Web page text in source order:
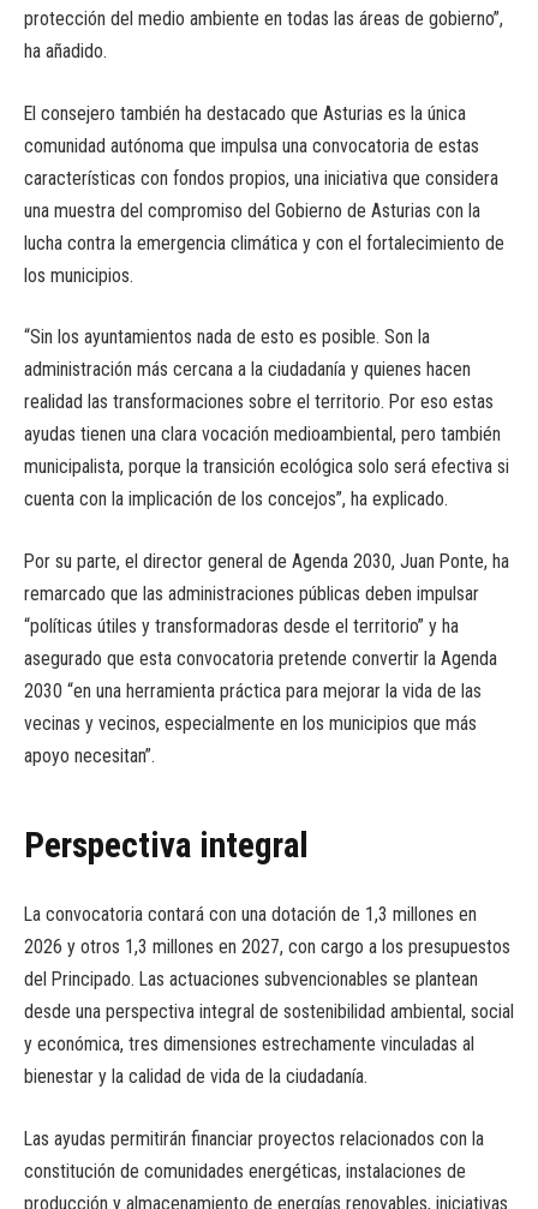
protección del medio ambiente en todas las áreas de gobierno”,
ha añadido.
El consejero también ha destacado que Asturias es la única
comunidad autónoma que impulsa una convocatoria de estas
características con fondos propios, una iniciativa que considera
una muestra del compromiso del Gobierno de Asturias con la
lucha contra la emergencia climática y con el fortalecimiento de
los municipios.
“Sin los ayuntamientos nada de esto es posible. Son la
administración más cercana a la ciudadanía y quienes hacen
realidad las transformaciones sobre el territorio. Por eso estas
ayudas tienen una clara vocación medioambiental, pero también
municipalista, porque la transición ecológica solo será efectiva si
cuenta con la implicación de los concejos”, ha explicado.
Por su parte, el director general de Agenda 2030, Juan Ponte, ha
remarcado que las administraciones públicas deben impulsar
“políticas útiles y transformadoras desde el territorio” y ha
asegurado que esta convocatoria pretende convertir la Agenda
2030 “en una herramienta práctica para mejorar la vida de las
vecinas y vecinos, especialmente en los municipios que más
apoyo necesitan”.
Perspectiva integral
La convocatoria contará con una dotación de 1,3 millones en
2026 y otros 1,3 millones en 2027, con cargo a los presupuestos
del Principado. Las actuaciones subvencionables se plantean
desde una perspectiva integral de sostenibilidad ambiental, social
y económica, tres dimensiones estrechamente vinculadas al
bienestar y la calidad de vida de la ciudadanía.
Las ayudas permitirán financiar proyectos relacionados con la
constitución de comunidades energéticas, instalaciones de
producción y almacenamiento de energías renovables, iniciativas